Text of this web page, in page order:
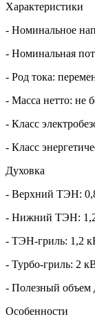
Характеристики
- Номинальное
- Номинальная
- Род тока:
- Масса нетто: не
- Класс
- Класс
Духовка
- Верхний ТЭН:
- Нижний ТЭН:
- ТЭН-гриль: 1,2
- Турбо-гриль: 2
- Полезный объем
Особенности